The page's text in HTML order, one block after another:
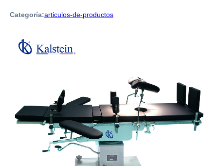
Categoría:articulos-de-productos